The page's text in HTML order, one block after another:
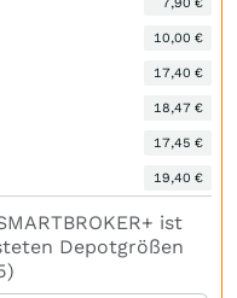
7,90 €
10,00 €
17,40 €
18,47 €
17,45 €
19,40 €
ist
Depotgrößen